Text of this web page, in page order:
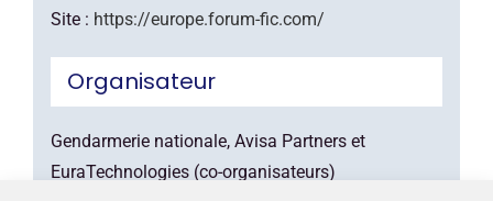
Site : https://europe.forum-fic.com/
Organisateur
Gendarmerie nationale, Avisa Partners et
EuraTechnologies (co-organisateurs)